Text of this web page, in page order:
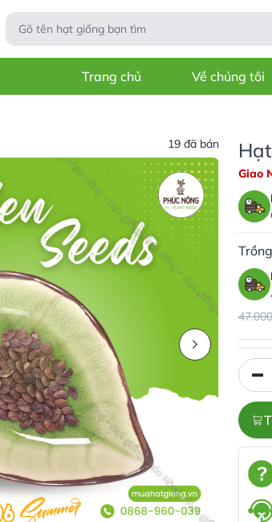
Trang chủ Về chúng tôi
19 đã bán
Giao